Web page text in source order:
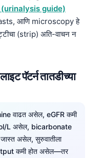
(urinalysis guide)
आणि microscopy हे
(strip) अति-वाचन न
पॅटर्न तातडीच्या
वाढत असेल, eGFR कमी
L असेल, bicarbonate
असेल, सुरुवातीला
कमी होत असेल—तर